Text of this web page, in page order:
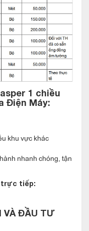
kích hoạt sẽ đưa điều
lượng điện năng tiêu
bền bỉ.
điều hòa sẽ tự động
phút với 5 bước:
1 chiều
Điện Máy:
khu vực khác
nhanh chóng, tận
trực tiếp:
VÀ ĐẦU TƯ